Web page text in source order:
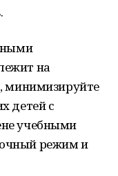
на
минимизируйте
детей с
учебными
режим и